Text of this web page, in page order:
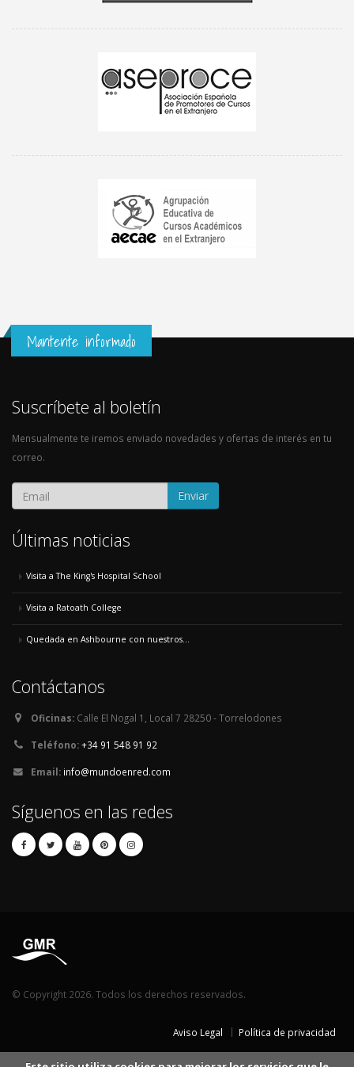
Mantente informado
Suscríbete al boletín
Mensualmente te iremos enviado novedades y ofertas de interés en tu
correo.
Enviar
Últimas noticias
Visita a The King's Hospital School
Visita a Ratoath College
Quedada en Ashbourne con nuestros...
Contáctanos
Oficinas: Calle El Nogal 1, Local 7 28250 - Torrelodones
Teléfono:+34 91 548 91 92
Email: info@mundoenred.com
Síguenos en las redes
© Copyright 2026. Todos los derechos reservados.
Aviso Legal Política de privacidad